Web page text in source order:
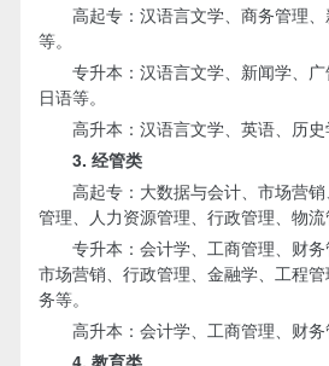
高起专：汉语言文学、商务管理、
等。
专升本：汉语言文学、新闻学、广
日语等。
高升本：汉语言文学、英语、历史
3. 经管类
高起专：大数据与会计、市场营销
管理、人力资源管理、行政管理、物流
专升本：会计学、工商管理、财务
市场营销、行政管理、金融学、工程
务等。
高升本：会计学、工商管理、财务
4. 教育类